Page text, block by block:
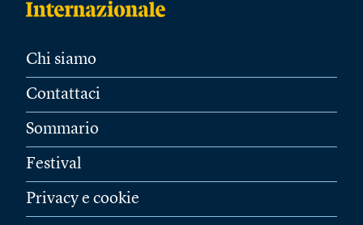
Chi siamo
Contattaci
Sommario
Festival
Privacy e cookie